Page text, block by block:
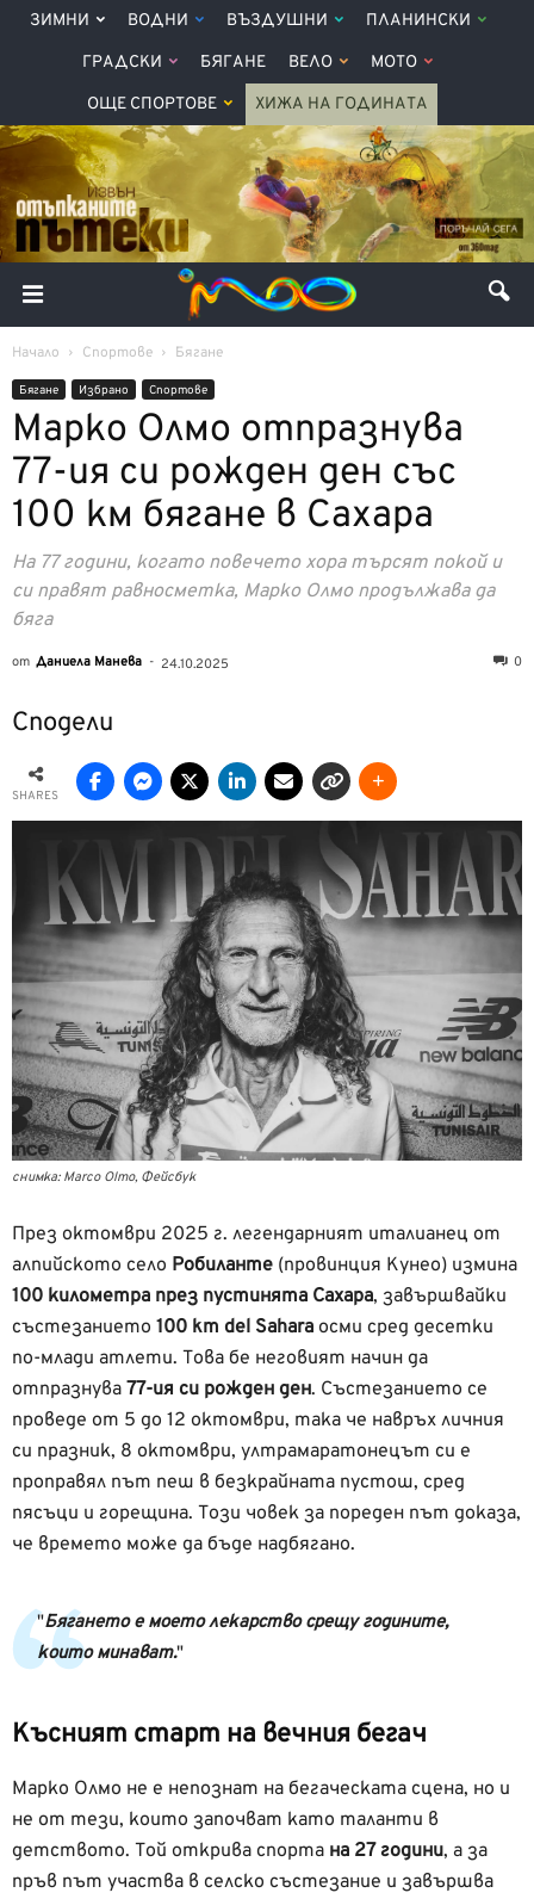
ЗИМНИ ВОДНИ ВЪЗДУШНИ ПЛАНИНСКИ
ГРАДСКИ БЯГАНЕ ВЕЛО МОТО
ОЩЕ СПОРТОВЕ ХИЖА НА ГОДИНАТА
Начало Спортове Бягане
Бягане Избрано Спортове
Марко Олмо отпразнува
77-ия си рожден ден със
100 км бягане в Сахара
На 77 години, когато повечето хора търсят покой и
си правят равносметка, Марко Олмо продължава да
бяга
от Даниела Манева - 24.10.2025 0
Сподели
SHARES
снимка: Marco Olmo, Фейсбук
През октомври 2025 г. легендарният италианец от
алпийското село Робиланте (провинция Кунео) измина
100 километра през пустинята Сахара, завършвайки
състезанието 100 km del Sahara осми сред десетки
по-млади атлети. Това бе неговият начин да
отпразнува 77-ия си рожден ден. Състезанието се
проведе от 5 до 12 октомври, така че навръх личния
си празник, 8 октомври, ултрамаратонецът си е
проправял път пеш в безкрайната пустош, сред
пясъци и горещина. Този човек за пореден път доказа,
че времето може да бъде надбягано.
Бягането е моето лекарство срещу годините,
които минават.
Късният старт на вечния бегач
Марко Олмо не е непознат на бегаческата сцена, но и
не от тези, които започват като таланти в
детството. Той открива спорта на 27 години, а за
пръв път участва в селско състезание и завършва